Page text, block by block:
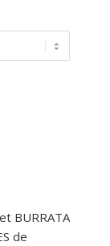
BURRATA
de